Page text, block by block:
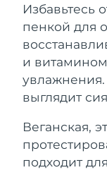
Избавьтесь
пенкой для
и
увлажнения.
выглядит
Веганская,
подходит